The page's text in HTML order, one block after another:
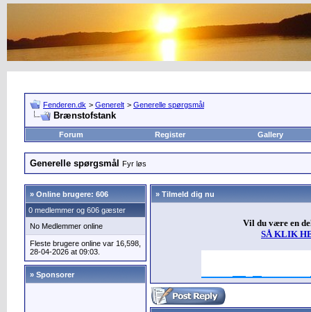
Fenderen.dk > Generelt > Generelle spørgsmål
Brænstofstank
Forum Register Gallery
Generelle spørgsmål Fyr løs
» Online brugere: 606
0 medlemmer og 606 gæster
No Medlemmer online
Fleste brugere online var 16,598,
28-04-2026 at 09:03.
» Sponsorer
» Tilmeld dig nu
Vil du være en
SÅ KLIK